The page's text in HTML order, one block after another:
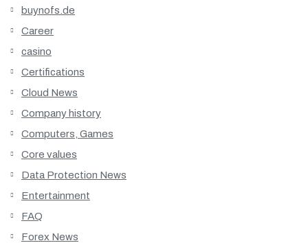
buynofs.de
Career
casino
Certifications
Cloud News
Company history
Computers, Games
Core values
Data Protection News
Entertainment
FAQ
Forex News